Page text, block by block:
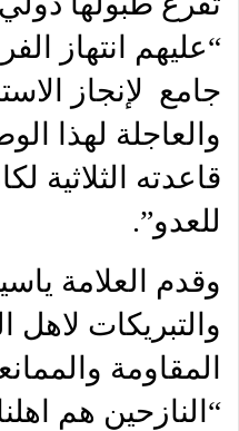
“عليهم انتهاز
جامع لإنجاز
والعاجلة لهذا
قاعدته الثلاثية
للعدو”.
وقدم العلامة
والتبريكات لاهل
المقاومة
“النازحين هم